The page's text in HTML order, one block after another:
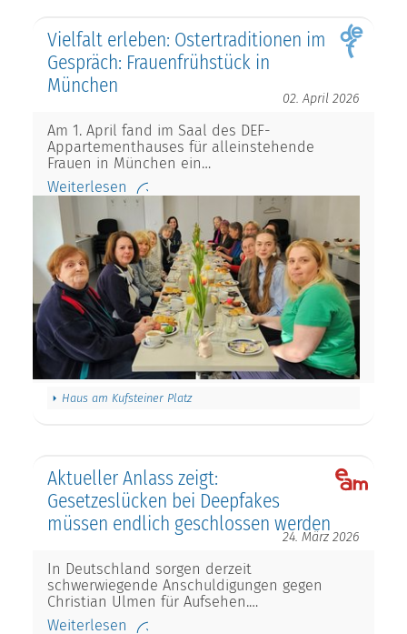
Vielfalt erleben: Ostertraditionen im
Gespräch: Frauenfrühstück in
München
02. April 2026
Am 1. April fand im Saal des DEF-
Appartementhauses für alleinstehende
Frauen in München ein…
Weiterlesen
Haus am Kufsteiner Platz
Aktueller Anlass zeigt:
Gesetzeslücken bei Deepfakes
müssen endlich geschlossen werden
24. März 2026
In Deutschland sorgen derzeit
schwerwiegende Anschuldigungen gegen
Christian Ulmen für Aufsehen.…
Weiterlesen